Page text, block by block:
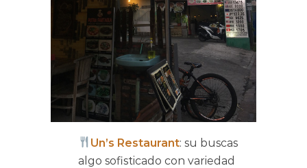
Un’s Restaurant: su buscas
algo sofisticado con variedad